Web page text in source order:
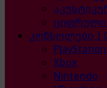
ციფრული
კონსოლები |
PlayStation
Xbox
Nintendo